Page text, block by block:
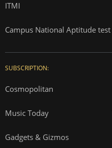
ITMI
Campus National Aptitude test
SUBSCRIPTION:
Cosmopolitan
Music Today
Gadgets & Gizmos